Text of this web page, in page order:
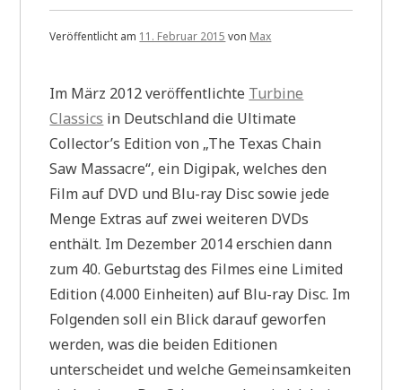
Veröffentlicht am 11. Februar 2015 von Max
Im März 2012 veröffentlichte Turbine
Classics in Deutschland die Ultimate
Collector’s Edition von „The Texas Chain
Saw Massacre“, ein Digipak, welches den
Film auf DVD und Blu-ray Disc sowie jede
Menge Extras auf zwei weiteren DVDs
enthält. Im Dezember 2014 erschien dann
zum 40. Geburtstag des Filmes eine Limited
Edition (4.000 Einheiten) auf Blu-ray Disc. Im
Folgenden soll ein Blick darauf geworfen
werden, was die beiden Editionen
unterscheidet und welche Gemeinsamkeiten